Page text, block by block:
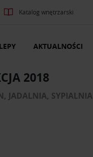
Katalog wnętrzarski
AKTUALNOŚCI
2018
JADALNIA, SYPIALNIA